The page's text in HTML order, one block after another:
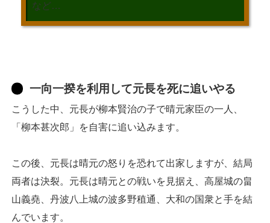
など…
一向一揆を利用して元長を死に追いやる
こうした中、元長が柳本賢治の子で晴元家臣の一人、
「柳本甚次郎」を自害に追い込みます。
この後、元長は晴元の怒りを恐れて出家しますが、結局
両者は決裂。元長は晴元との戦いを見据え、高屋城の畠
山義堯、丹波八上城の波多野稙通、大和の国衆と手を結
んでいます。